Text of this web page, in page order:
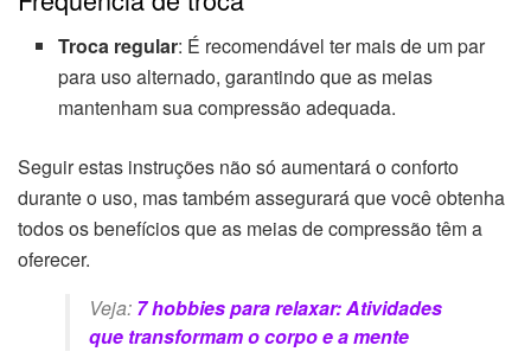
Troca regular: É recomendável ter mais de um par
para uso alternado, garantindo que as meias
mantenham sua compressão adequada.
Seguir estas instruções não só aumentará o conforto
durante o uso, mas também assegurará que você obtenha
todos os benefícios que as meias de compressão têm a
oferecer.
Veja: 7 hobbies para relaxar: Atividades
que transformam o corpo e a mente